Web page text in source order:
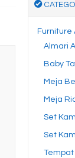
Furniture
Almari
Baby
Meja
Meja
Set
Set
Tempat